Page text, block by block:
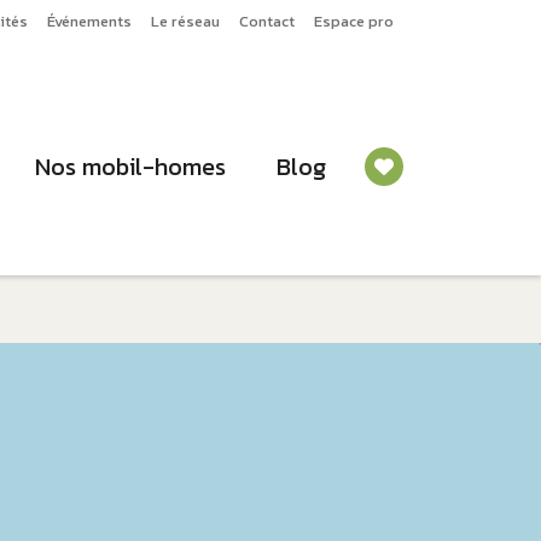
Événements Le réseau Contact Espace pro
Nos mobil-homes Blog